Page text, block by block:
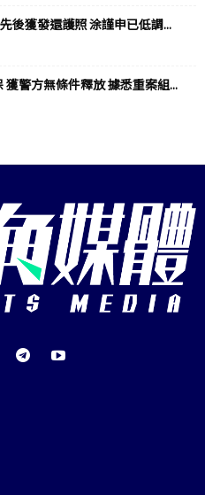
後獲發還護照 涂謹申已低調...
獲警方無條件釋放 據悉重案組...